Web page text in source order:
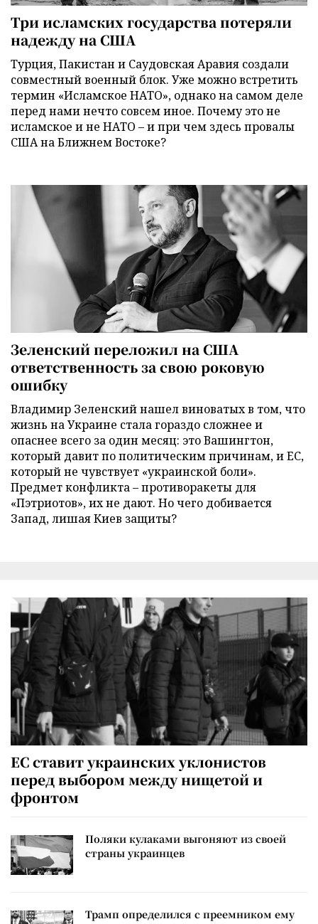
Три исламских государства потеряли
надежду на США
Турция, Пакистан и Саудовская Аравия создали
совместный военный блок. Уже можно встретить
термин «Исламское НАТО», однако на самом деле
перед нами нечто совсем иное. Почему это не
исламское и не НАТО – и при чем здесь провалы
США на Ближнем Востоке?
Зеленский переложил на США
ответственность за свою роковую
ошибку
Владимир Зеленский нашел виноватых в том, что
жизнь на Украине стала гораздо сложнее и
опаснее всего за один месяц: это Вашингтон,
который давит по политическим причинам, и ЕС,
который не чувствует «украинской боли».
Предмет конфликта – противоракеты для
«Пэтриотов», их не дают. Но чего добивается
Запад, лишая Киев защиты?
ЕС ставит украинских уклонистов
перед выбором между нищетой и
фронтом
Поляки кулаками выгоняют из своей
страны украинцев
Трамп определился с преемником ему